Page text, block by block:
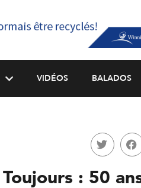
VIDÉOS BALADOS
: 50